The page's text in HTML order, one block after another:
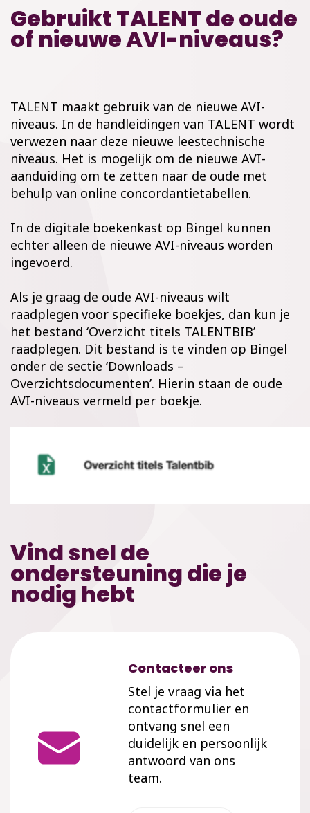
Gebruikt TALENT de oude
of nieuwe AVI-niveaus?
TALENT maakt gebruik van de nieuwe AVI-
niveaus. In de handleidingen van TALENT wordt
verwezen naar deze nieuwe leestechnische
niveaus. Het is mogelijk om de nieuwe AVI-
aanduiding om te zetten naar de oude met
behulp van online concordantietabellen.
In de digitale boekenkast op Bingel kunnen
echter alleen de nieuwe AVI-niveaus worden
ingevoerd.
Als je graag de oude AVI-niveaus wilt
raadplegen voor specifieke boekjes, dan kun je
het bestand ‘Overzicht titels TALENTBIB’
raadplegen. Dit bestand is te vinden op Bingel
onder de sectie ‘Downloads –
Overzichtsdocumenten’. Hierin staan de oude
AVI-niveaus vermeld per boekje.
Vind snel de
ondersteuning die je
nodig hebt
Contacteer ons
Stel je vraag via het
contactformulier en
ontvang snel een
duidelijk en persoonlijk
antwoord van ons
team.